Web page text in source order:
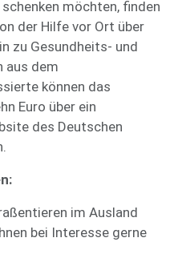
möchten, finden
der Hilfe vor Ort über
zu Gesundheits- und
aus dem
können das
Euro über ein
des Deutschen
im Ausland
bei Interesse gerne